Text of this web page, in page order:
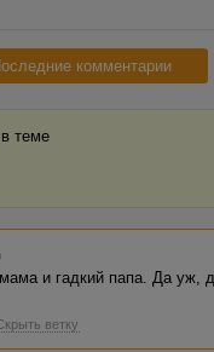
комментарии
темe
и гадкий папа. Да уж,
ветку